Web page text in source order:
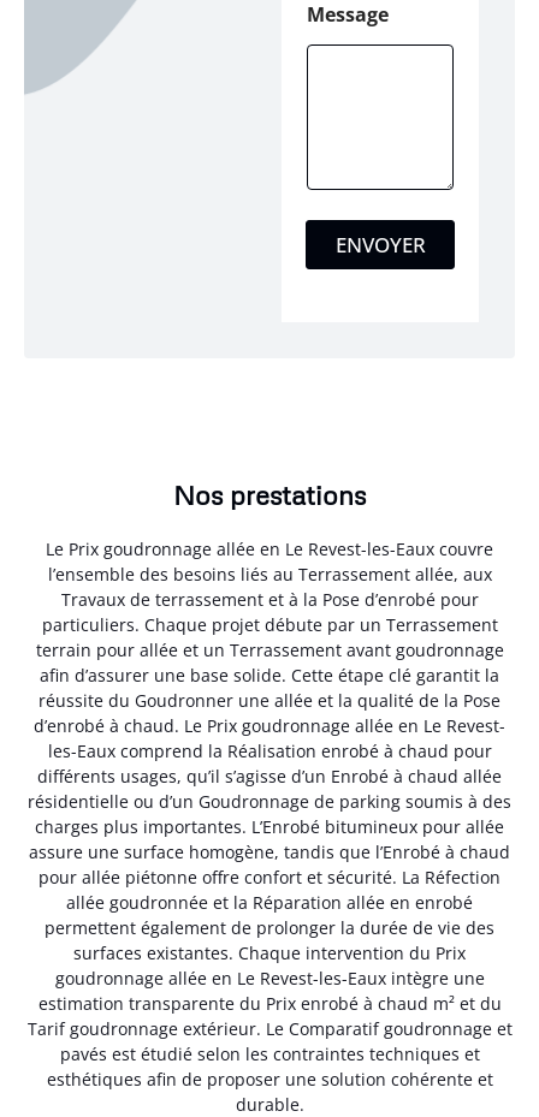
Message
ENVOYER
Nos prestations
Le Prix goudronnage allée en Le Revest-les-Eaux couvre
l’ensemble des besoins liés au Terrassement allée, aux
Travaux de terrassement et à la Pose d’enrobé pour
particuliers. Chaque projet débute par un Terrassement
terrain pour allée et un Terrassement avant goudronnage
afin d’assurer une base solide. Cette étape clé garantit la
réussite du Goudronner une allée et la qualité de la Pose
d’enrobé à chaud. Le Prix goudronnage allée en Le Revest-
les-Eaux comprend la Réalisation enrobé à chaud pour
différents usages, qu’il s’agisse d’un Enrobé à chaud allée
résidentielle ou d’un Goudronnage de parking soumis à des
charges plus importantes. L’Enrobé bitumineux pour allée
assure une surface homogène, tandis que l’Enrobé à chaud
pour allée piétonne offre confort et sécurité. La Réfection
allée goudronnée et la Réparation allée en enrobé
permettent également de prolonger la durée de vie des
surfaces existantes. Chaque intervention du Prix
goudronnage allée en Le Revest-les-Eaux intègre une
estimation transparente du Prix enrobé à chaud m² et du
Tarif goudronnage extérieur. Le Comparatif goudronnage et
pavés est étudié selon les contraintes techniques et
esthétiques afin de proposer une solution cohérente et
durable.